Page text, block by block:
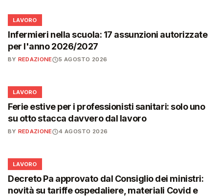
💼
LAVORO
Infermieri nella scuola: 17 assunzioni autorizzate
per l'anno 2026/2027
BY REDAZIONE 5 AGOSTO 2026
💼
LAVORO
Ferie estive per i professionisti sanitari: solo uno
su otto stacca davvero dal lavoro
BY REDAZIONE 4 AGOSTO 2026
💼
LAVORO
Decreto Pa approvato dal Consiglio dei ministri:
novità su tariffe ospedaliere, materiali Covid e